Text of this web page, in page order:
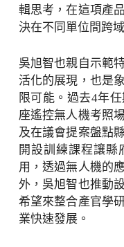
輯思考，在這項產
決在不同單位間跨
吳旭智也親自示範
活化的展現，也是
限可能。過去4年
座遙控無人機考照
及在議會提案盤點
開設訓練課程讓縣
用，透過無人機的
外，吳旭智也推動
希望來整合產官學
業快速發展。